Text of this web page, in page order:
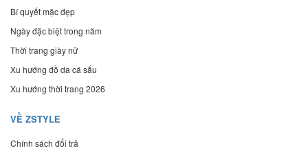
Bí quyết mặc đẹp
Ngày đặc biệt trong năm
Thời trang giày nữ
Xu hướng đồ da cá sấu
Xu hướng thời trang 2026
VỀ ZSTYLE
Chính sách đổi trả